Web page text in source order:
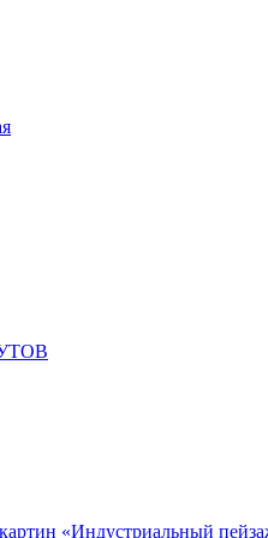
«Индустриальный